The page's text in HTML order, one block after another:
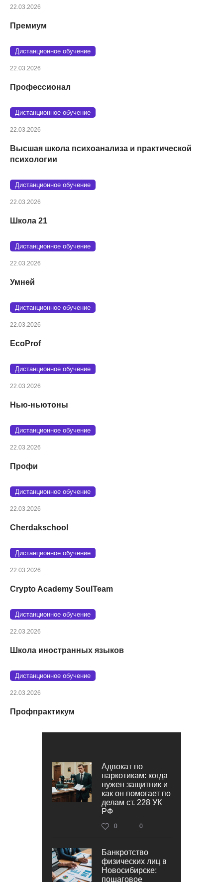
22.03.2026
Премиум
Дистанционное обучение
22.03.2026
Профессионал
Дистанционное обучение
22.03.2026
Высшая школа психоанализа и практической
психологии
Дистанционное обучение
22.03.2026
Школа 21
Дистанционное обучение
22.03.2026
Умней
Дистанционное обучение
22.03.2026
EcoProf
Дистанционное обучение
22.03.2026
Нью-ньютоны
Дистанционное обучение
22.03.2026
Профи
Дистанционное обучение
22.03.2026
Cherdakschool
Дистанционное обучение
22.03.2026
Crypto Academy SoulTeam
Дистанционное обучение
22.03.2026
Школа иностранных языков
Дистанционное обучение
22.03.2026
Профпрактикум
Адвокат по
наркотикам: когда
нужен защитник и
как он помогает по
делам ст. 228 УК
РФ
0 0
Банкротство
физических лиц в
Новосибирске:
пошаговое